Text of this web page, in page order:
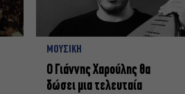
ΜΟΥΣΙΚΗ
Ο Γιάννης Χαρούλης θα
δώσει μια τελευταία